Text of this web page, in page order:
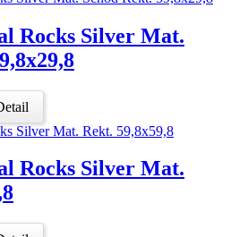
Rocks Silver Mat.
Rocks Silver Mat.